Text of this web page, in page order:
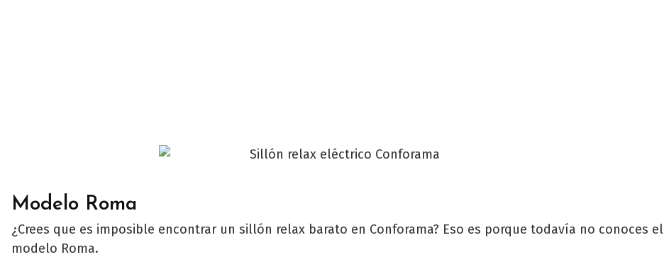
Modelo Roma
¿Crees que es imposible encontrar un sillón relax barato en Conforama? Eso es porque todavía no conoces el
modelo Roma.